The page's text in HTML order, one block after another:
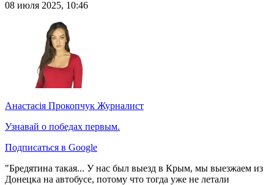
08 июля 2025, 10:46
Анастасія Прокопчук Журналист
Узнавай о победах первым.
Подписаться в Google
"Бредятина такая... У нас был выезд в Крым, мы выезжаем из
Донецка на автобусе, потому что тогда уже не летали